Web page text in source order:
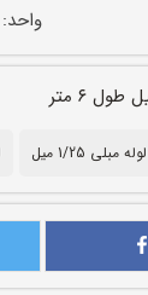
واحد:
لوله مبلی 1/25 میل